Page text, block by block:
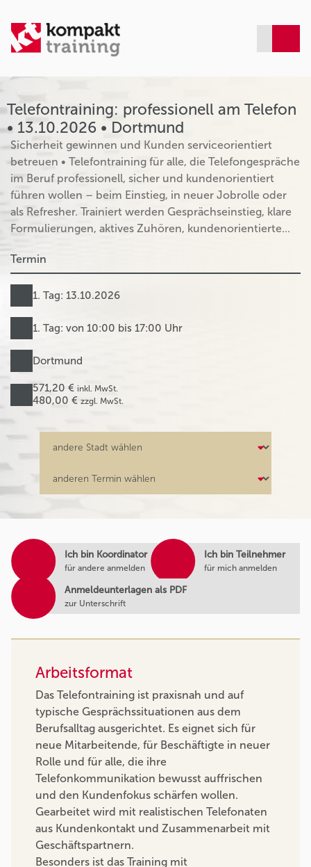
Telefontraining: professionell am Telefon
• 13.10.2026 • Dortmund
Sicherheit gewinnen und Kunden serviceorientiert
betreuen • Telefontraining für alle, die Telefongespräche
im Beruf professionell, sicher und kundenorientiert
führen wollen – beim Einstieg, in neuer Jobrolle oder
als Refresher. Trainiert werden Gesprächseinstieg, klare
Formulierungen, aktives Zuhören, kundenorientierte...
Termin
1. Tag: 13.10.2026
1. Tag: von 10:00 bis 17:00 Uhr
Dortmund
571,20 € inkl. MwSt.
480,00 € zzgl. MwSt.
Arbeitsformat
Das Telefontraining ist praxisnah und auf
typische Gesprächssituationen aus dem
Berufsalltag ausgerichtet. Es eignet sich für
neue Mitarbeitende, für Beschäftigte in neuer
Rolle und für alle, die ihre
Telefonkommunikation bewusst auffrischen
und den Kundenfokus schärfen wollen.
Gearbeitet wird mit realistischen Telefonaten
aus Kundenkontakt und Zusammenarbeit mit
Geschäftspartnern.
Besonders ist das Training mit
Ich bin Koordinator
für andere anmelden
Ich bin Teilnehmer
für mich anmelden
Anmeldeunterlagen als PDF
zur Unterschrift